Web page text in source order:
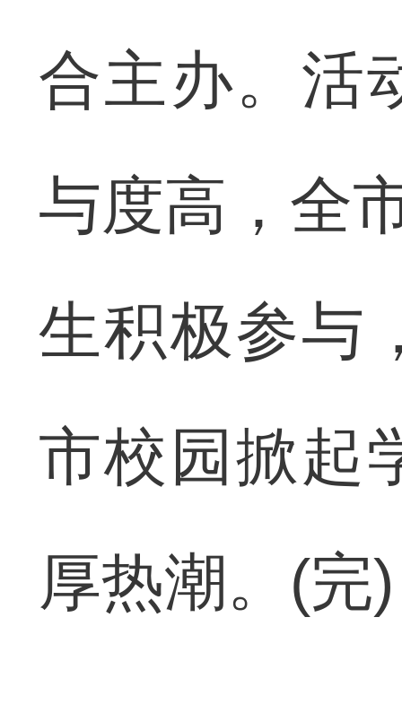
合主办。活
与度高，全
生积极参与
市校园掀起
厚热潮。(完)